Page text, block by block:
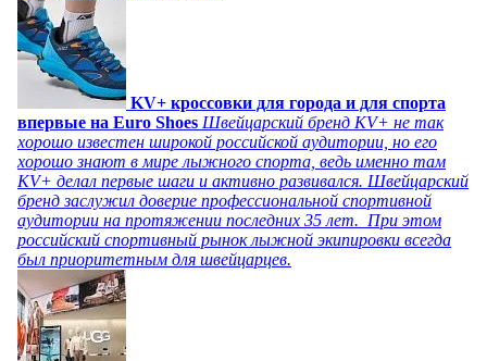
KV+ кроссовки для города и для спорта
впервые на Euro Shoes Швейцарский бренд KV+ не так
хорошо известен широкой российской аудитории, но его
хорошо знают в мире лыжного спорта, ведь именно там
KV+ делал первые шаги и активно развивался. Швейцарский
бренд заслужил доверие профессиональной спортивной
аудитории на протяжении последних 35 лет. При этом
российский спортивный рынок лыжной экипировки всегда
был приоритетным для швейцарцев.